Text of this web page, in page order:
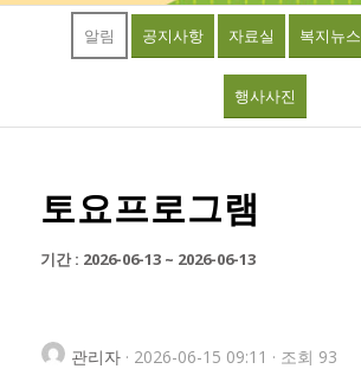
알림 공지사항 자료실 복지뉴스
행사사진
토요프로그램
기간 : 2026-06-13 ~ 2026-06-13
관리자 · 2026-06-15 09:11 · 조회 93